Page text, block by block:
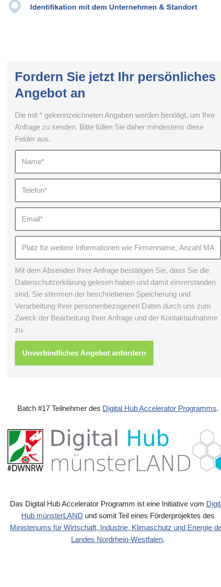
Fordern Sie jetzt Ihr persönliches
Angebot an
Die mit * gekennzeichneten Angaben werden benötigt, um Ihre
Anfrage zu senden. Bitte füllen Sie daher mindestens diese
Felder aus.
Mit dem Absenden Ihrer Anfrage bestätigen Sie, dass Sie die
Datenschutzerklärung gelesen haben und damit einverstanden
sind. Sie stimmen der beschriebenen Speicherung und
Verarbeitung Ihrer personenbezogenen Daten durch uns zum
Zweck der Bearbeitung Ihrer Anfrage und der Kontaktaufnahme
zu.
Batch #17 Teilnehmer des Digital Hub Accelerator Programms.
Das Digital Hub Accelerator Programm ist eine Initiative vom
Hub münsterLAND und somit Teil eines Förderprojektes des
Ministeriums für Wirtschaft, Industrie, Klimaschutz und Energie
Landes Nordrhein-Westfalen.